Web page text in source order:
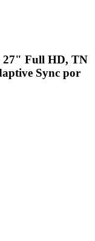
27" Full HD, TN
Sync por